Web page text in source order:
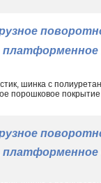
шинка с
порошковое